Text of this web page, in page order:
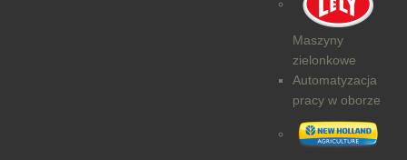
Maszyny
zielonkowe
Automatyzacja
pracy w oborze